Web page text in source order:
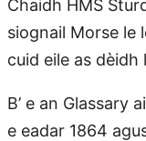
Chaidh HMS
siognail Morse le
cuid eile as
B’ e an Glassary
e eadar 1864